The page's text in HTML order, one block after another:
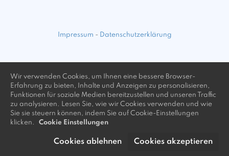
Impressum - Datenschutzerklärung
Wir verwenden Cookies, um Ihnen eine bessere Browser-
Erfahrung zu bieten, Inhalte und Anzeigen zu personalisieren,
Funktionen für soziale Medien bereitzustellen und unseren Traffic
zu analysieren. Lesen Sie, wie wir Cookies verwenden und wie
Sie sie steuern können, indem Sie auf Cookie-Einstellungen
klicken.
Cookie Einstellungen
Cookies ablehnen Cookies akzeptieren